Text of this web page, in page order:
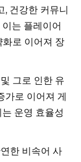
, 건강한 커뮤니
는 플레이어
화로 이어져 장
그로 인한 유
가로 이어져 게
운영 효율성
한 비속어 사